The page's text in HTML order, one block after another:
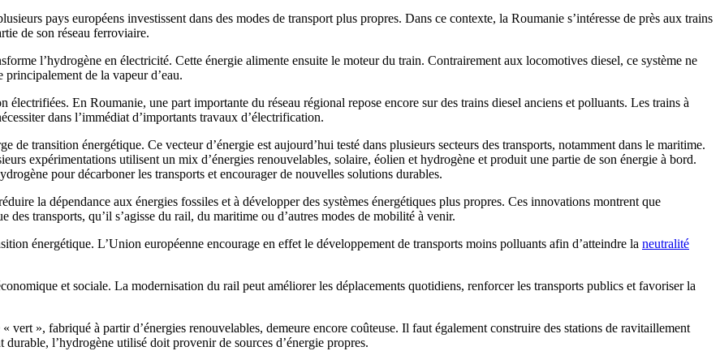
pays européens investissent dans des modes de transport plus propres. Dans ce contexte, la Roumanie s’intéresse de près aux trains
de son réseau ferroviaire.
l’hydrogène en électricité. Cette énergie alimente ensuite le moteur du train. Contrairement aux locomotives diesel, ce système ne
de la vapeur d’eau.
En Roumanie, une part importante du réseau régional repose encore sur des trains diesel anciens et polluants. Les trains à
dans l’immédiat d’importants travaux d’électrification.
de transition énergétique. Ce vecteur d’énergie est aujourd’hui testé dans plusieurs secteurs des transports, notamment dans le maritime.
expérimentations utilisent un mix d’énergies renouvelables, solaire, éolien et hydrogène et produit une partie de son énergie à bord.
pour décarboner les transports et encourager de nouvelles solutions durables.
la dépendance aux énergies fossiles et à développer des systèmes énergétiques plus propres. Ces innovations montrent que
transports, qu’il s’agisse du rail, du maritime ou d’autres modes de mobilité à venir.
énergétique. L’Union européenne encourage en effet le développement de transports moins polluants afin d’atteindre la neutralité
et sociale. La modernisation du rail peut améliorer les déplacements quotidiens, renforcer les transports publics et favoriser la
vert », fabriqué à partir d’énergies renouvelables, demeure encore coûteuse. Il faut également construire des stations de ravitaillement
l’hydrogène utilisé doit provenir de sources d’énergie propres.